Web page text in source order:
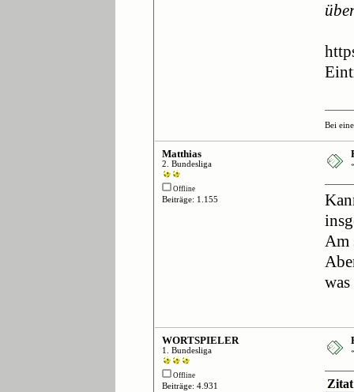
Bei
Matthias
2. Bundesliga
Offline
Beiträge: 1.155
Am
WORTSPIELER
1. Bundesliga
Offline
Beiträge: 4.931